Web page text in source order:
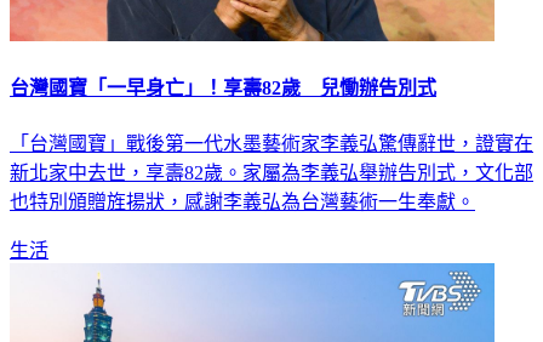
台灣國寶「一早身亡」！享壽82歲 兒慟辦告別式
「台灣國寶」戰後第一代水墨藝術家李義弘驚傳辭世，證實在
新北家中去世，享壽82歲。家屬為李義弘舉辦告別式，文化部
也特別頒贈旌揚狀，感謝李義弘為台灣藝術一生奉獻。
生活